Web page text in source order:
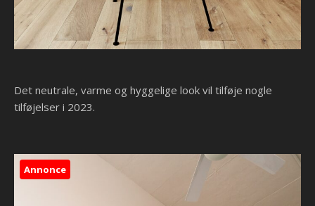
Det neutrale, varme og hyggelige look vil tilføje nogle
tilføjelser i 2023.
Annonce